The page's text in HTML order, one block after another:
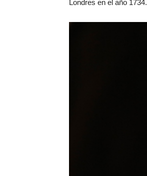
Londres en el año 1734.